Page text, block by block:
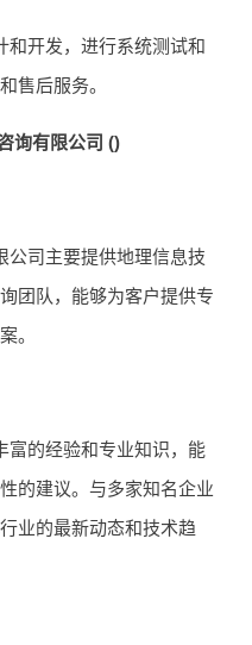
和开发，进行系统测试和
售后服务。
询有限公司 ()
公司主要提供地理信息技
团队，能够为客户提供专
。
富的经验和专业知识，能
的建议。与多家知名企业
业的最新动态和技术趋